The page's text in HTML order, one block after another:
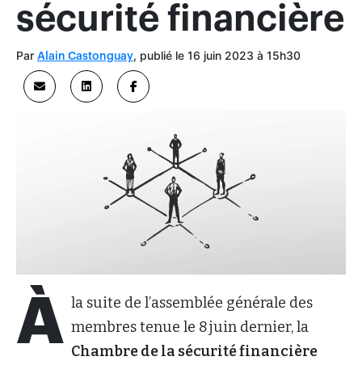
sécurité financière
Par Alain Castonguay, publié le 16 juin 2023 à 15h30
À la suite de l’assemblée générale des
membres tenue le 8 juin dernier, la
Chambre de la sécurité financière